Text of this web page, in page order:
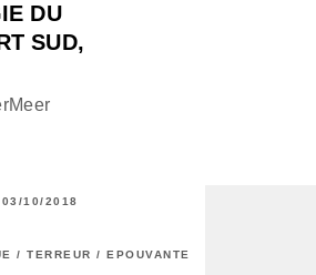
DU
SUD,
03/10/2018
/ TERREUR / EPOUVANTE